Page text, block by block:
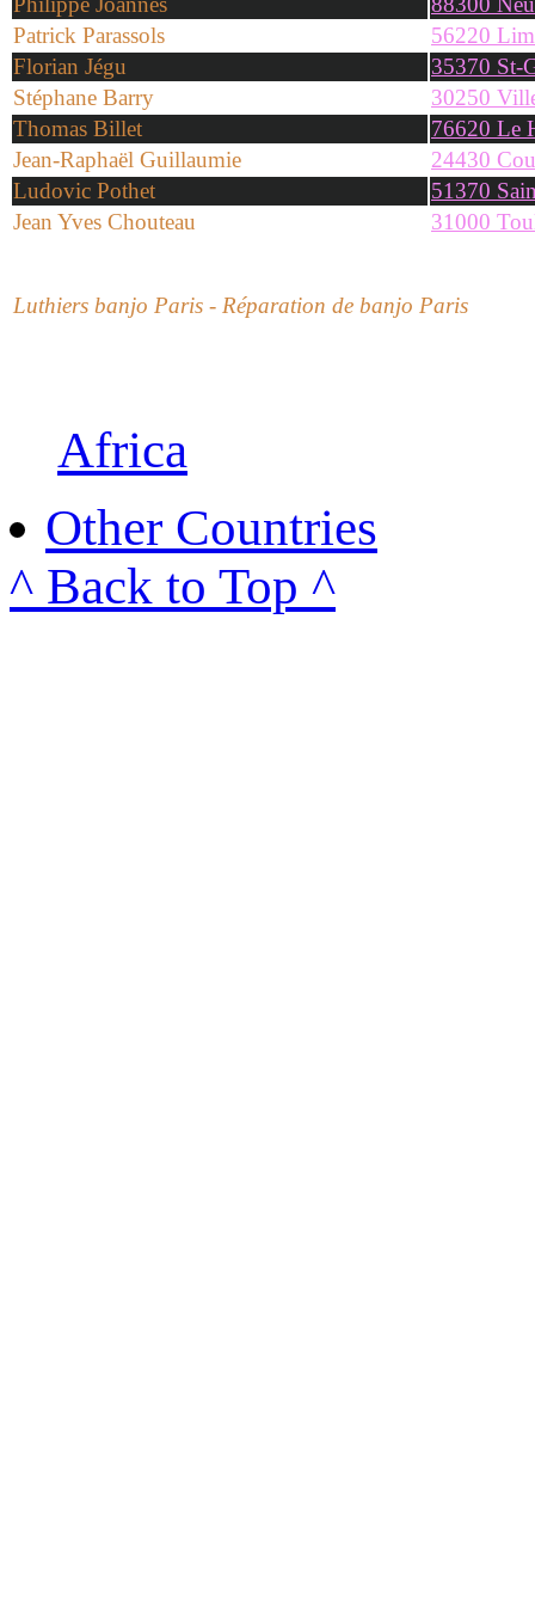
Patrick Parassols
56220
Florian Jégu
35370 St-
Stéphane Barry
30250
Thomas Billet
76620 Le
Jean-Raphaël Guillaumie
24430
Ludovic Pothet
51370
Jean Yves Chouteau
31000
Luthiers banjo Paris - Réparation de banjo Paris
Africa
Other Countries
^ Back to Top ^